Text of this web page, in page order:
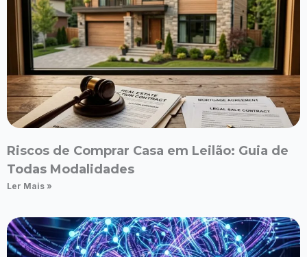
Riscos de Comprar Casa em Leilão: Guia de
Todas Modalidades
Ler Mais »